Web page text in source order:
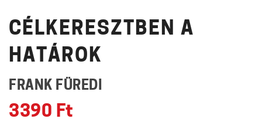
CÉLKERESZTBEN A
HATÁROK
FRANK FÜREDI
3390 Ft